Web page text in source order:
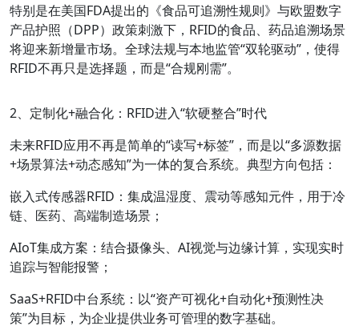
特别是在美国FDA提出的《食品可追溯性规则》与欧盟数字
产品护照（DPP）政策刺激下，RFID的食品、药品追溯场景
将迎来新增量市场。全球法规与本地监管“双轮驱动”，使得
RFID不再只是选择题，而是“合规刚需”。
2、定制化+融合化：RFID进入“软硬整合”时代
未来RFID应用不再是简单的“读写+标签”，而是以“多源数据
+场景算法+动态感知”为一体的复合系统。典型方向包括：
嵌入式传感器RFID ：集成温湿度、震动等感知元件，用于冷
链、医药、高端制造场景；
AIoT集成方案 ：结合摄像头、AI视觉与边缘计算，实现实时
追踪与智能报警；
SaaS+RFID中台系统 ：以“资产可视化+自动化+预测性决
策”为目标，为企业提供业务可管理的数字基础。